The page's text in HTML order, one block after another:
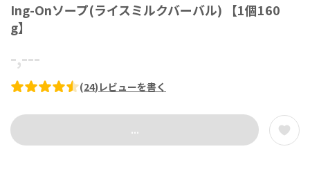
Ing-Onソープ(ライスミルクバーバル) 【1個160
g】
-,---
(24) レビューを書く
...